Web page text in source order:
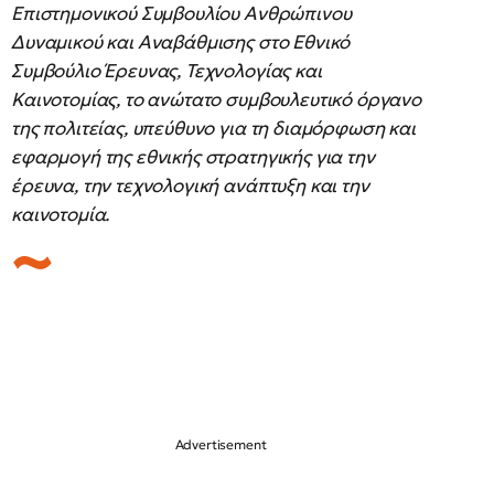
Επιστημονικού Συμβουλίου Ανθρώπινου
Δυναμικού και Αναβάθμισης στο Εθνικό
Συμβούλιο Έρευνας, Τεχνολογίας και
Καινοτομίας, το ανώτατο συμβουλευτικό όργανο
της πολιτείας, υπεύθυνο για τη διαμόρφωση και
εφαρμογή της εθνικής στρατηγικής για την
έρευνα, την τεχνολογική ανάπτυξη και την
καινοτομία.